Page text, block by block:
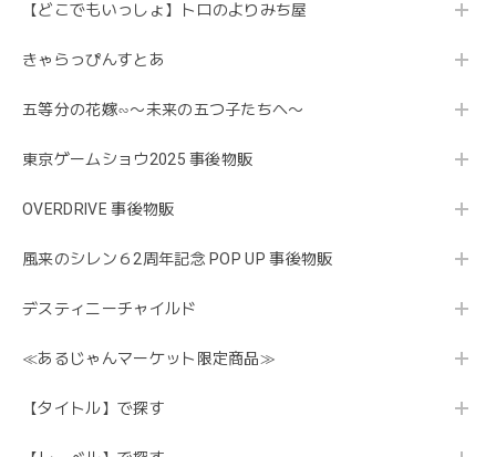
【どこでもいっしょ】トロのよりみち屋
きゃらっぴんすとあ
五等分の花嫁∽〜未来の五つ子たちへ〜
東京ゲームショウ2025 事後物販
OVERDRIVE 事後物販
風来のシレン６2周年記念 POP UP 事後物販
デスティニーチャイルド
≪あるじゃんマーケット限定商品≫
【タイトル】で探す